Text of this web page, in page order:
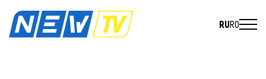
RURO